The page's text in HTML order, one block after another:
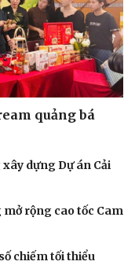
quảng bá
dựng Dự án Cải
rộng cao tốc Cam
chiếm tối thiểu